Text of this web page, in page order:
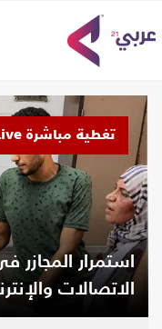
تغطية مباشرة Live
استمرار
الاتصالات